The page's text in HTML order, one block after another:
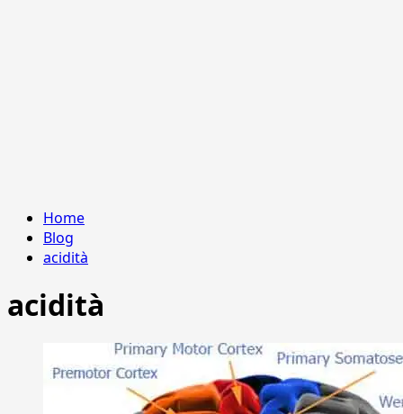
Home
Blog
acidità
acidità